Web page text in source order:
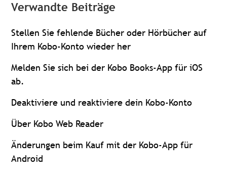
Verwandte Beiträge
Stellen Sie fehlende Bücher oder Hörbücher auf
Ihrem Kobo-Konto wieder her
Melden Sie sich bei der Kobo Books-App für iOS
ab.
Deaktiviere und reaktiviere dein Kobo-Konto
Über Kobo Web Reader
Änderungen beim Kauf mit der Kobo-App für
Android